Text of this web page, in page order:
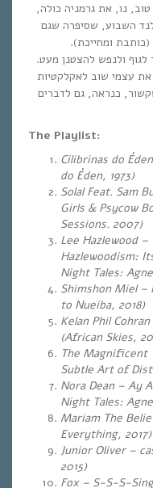
נו, את גרמניה כולה,
השבוע, שסיפרה שגם
ולנפש להצטנן מעט.
עצמי שוב לאקלקטיות
כנראה, גם לדברים
The Playlist:
Cilibrinas do
do Éden, 1973)
Solal Feat. Sam
Girls & Psycow
Sessions. 2007)
Lee Hazlewood
Hazlewoodism:
Night Tales:
Shimshon Miel –
to Nueiba, 2018)
Kelan Phil
(African Skies,
The Magnificent
Subtle Art of
Nora Dean – Ay
Night Tales:
Mariam The
Everything, 2017)
Junior Oliver –
2015)
Fox – S-S-S-